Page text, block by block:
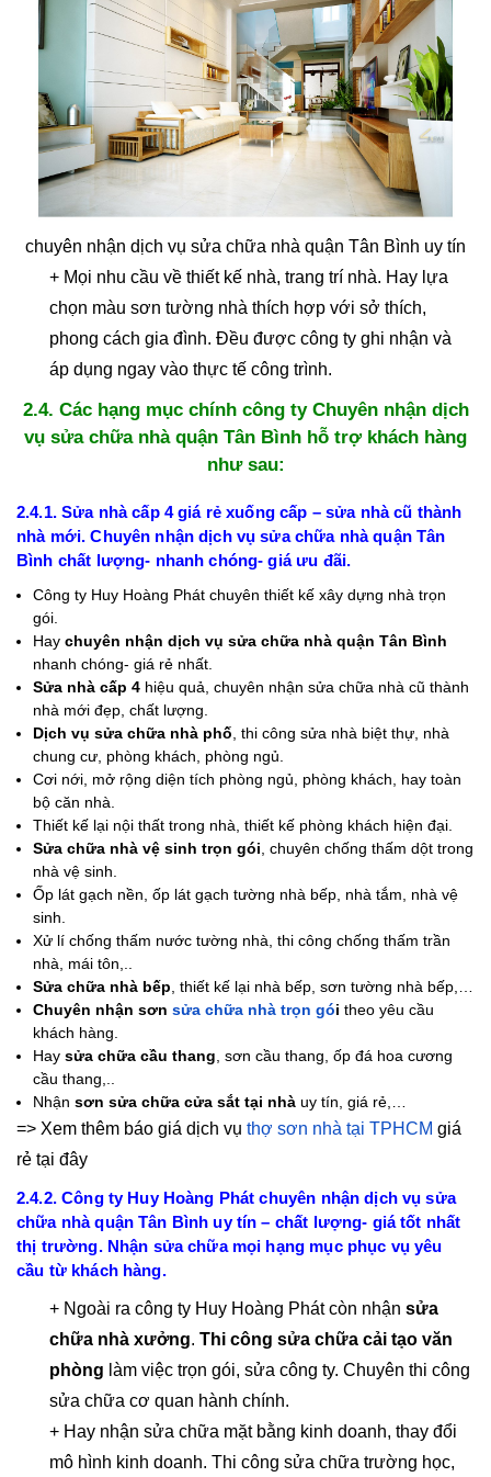
chuyên nhận dịch vụ sửa chữa nhà quận Tân Bình uy tín
+ Mọi nhu cầu về thiết kế nhà, trang trí nhà. Hay lựa
chọn màu sơn tường nhà thích hợp với sở thích,
phong cách gia đình. Đều được công ty ghi nhận và
áp dụng ngay vào thực tế công trình.
2.4. Các hạng mục chính công ty Chuyên nhận dịch
vụ sửa chữa nhà quận Tân Bình hỗ trợ khách hàng
như sau:
2.4.1. Sửa nhà cấp 4 giá rẻ xuống cấp – sửa nhà cũ thành
nhà mới. Chuyên nhận dịch vụ sửa chữa nhà quận Tân
Bình chất lượng- nhanh chóng- giá ưu đãi.
Công ty Huy Hoàng Phát chuyên thiết kế xây dựng nhà trọn
gói.
Hay chuyên nhận dịch vụ sửa chữa nhà quận Tân Bình
nhanh chóng- giá rẻ nhất.
Sửa nhà cấp 4 hiệu quả, chuyên nhận sửa chữa nhà cũ thành
nhà mới đẹp, chất lượng.
Dịch vụ sửa chữa nhà phố , thi công sửa nhà biệt thự, nhà
chung cư, phòng khách, phòng ngủ.
Cơi nới, mở rộng diện tích phòng ngủ, phòng khách, hay toàn
bộ căn nhà.
Thiết kế lại nội thất trong nhà, thiết kế phòng khách hiện đại.
Sửa chữa nhà vệ sinh trọn gói , chuyên chống thấm dột trong
nhà vệ sinh.
Ốp lát gạch nền, ốp lát gạch tường nhà bếp, nhà tắm, nhà vệ
sinh.
Xử lí chống thấm nước tường nhà, thi công chống thấm trần
nhà, mái tôn,..
Sửa chữa nhà bếp , thiết kế lại nhà bếp, sơn tường nhà bếp,…
Chuyên nhận sơn sửa chữa nhà trọn gói theo yêu cầu
khách hàng.
Hay sửa chữa cầu thang , sơn cầu thang, ốp đá hoa cương
cầu thang,..
Nhận sơn sửa chữa cửa sắt tại nhà uy tín, giá rẻ,…
=> Xem thêm báo giá dịch vụ thợ sơn nhà tại TPHCM giá
rẻ tại đây
2.4.2. Công ty Huy Hoàng Phát chuyên nhận dịch vụ sửa
chữa nhà quận Tân Bình uy tín – chất lượng- giá tốt nhất
thị trường. Nhận sửa chữa mọi hạng mục phục vụ yêu
cầu từ khách hàng.
+ Ngoài ra công ty Huy Hoàng Phát còn nhận sửa
chữa nhà xưởng. Thi công sửa chữa cải tạo văn
phòng làm việc trọn gói, sửa công ty. Chuyên thi công
sửa chữa cơ quan hành chính.
+ Hay nhận sửa chữa mặt bằng kinh doanh, thay đổi
mô hình kinh doanh. Thi công sửa chữa trường học,